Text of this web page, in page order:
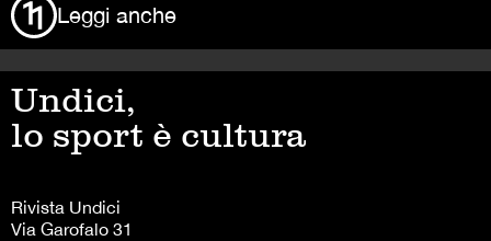
Leggi anche
Undici,
lo sport è cultura
Rivista Undici
Via Garofalo 31